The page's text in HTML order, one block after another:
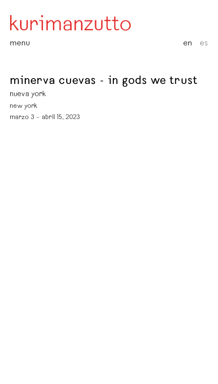
menu en es
minerva cuevas - in gods we trust
nueva york
new york
marzo 3 – abril 15, 2023